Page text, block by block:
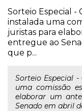
Sorteio Especial -
instalada uma
juristas para
entregue ao
que p...
Sorteio Especial
uma comissão
elaborar um
Senado em abril